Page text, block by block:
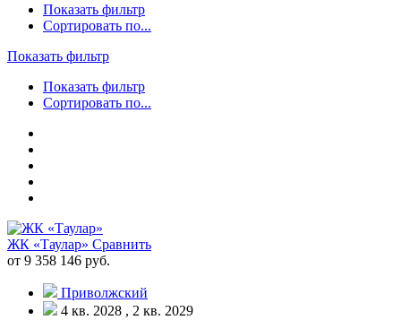
Показать фильтр
Сортировать по...
Показать фильтр
Показать фильтр
Сортировать по...
ЖК «Таулар» Сравнить
от 9 358 146 руб.
Приволжский
4 кв. 2028 , 2 кв. 2029